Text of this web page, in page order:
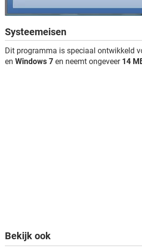
Systeemeisen
Dit programma is speciaal ontwikkeld
en Windows 7 en neemt ongeveer 14
Bekijk ook